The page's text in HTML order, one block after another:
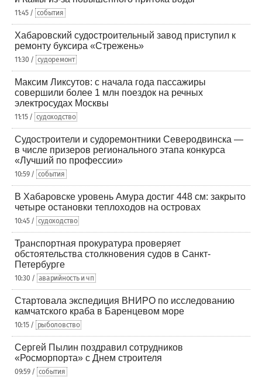
11:45 / события
Хабаровский судостроительный завод приступил к
ремонту буксира «Стрежень»
11:30 / судоремонт
Максим Ликсутов: с начала года пассажиры
совершили более 1 млн поездок на речных
электросудах Москвы
11:15 / судоходство
Судостроители и судоремонтники Северодвинска —
в числе призеров регионального этапа конкурса
«Лучший по профессии»
10:59 / события
В Хабаровске уровень Амура достиг 448 см: закрыто
четыре остановки теплоходов на островах
10:45 / судоходство
Транспортная прокуратура проверяет
обстоятельства столкновения судов в Санкт-
Петербурге
10:30 / аварийность и чп
Стартовала экспедиция ВНИРО по исследованию
камчатского краба в Баренцевом море
10:15 / рыболовство
Сергей Пылин поздравил сотрудников
«Росморпорта» с Днем строителя
09:59 / события